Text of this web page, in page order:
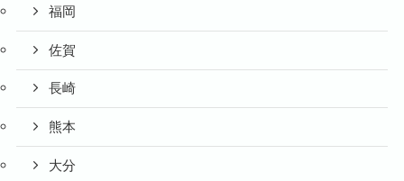
福岡
佐賀
長崎
熊本
大分